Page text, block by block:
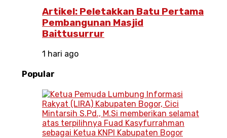
Artikel: Peletakkan Batu Pertama
Pembangunan Masjid
Baittusurrur
1 hari ago
Popular